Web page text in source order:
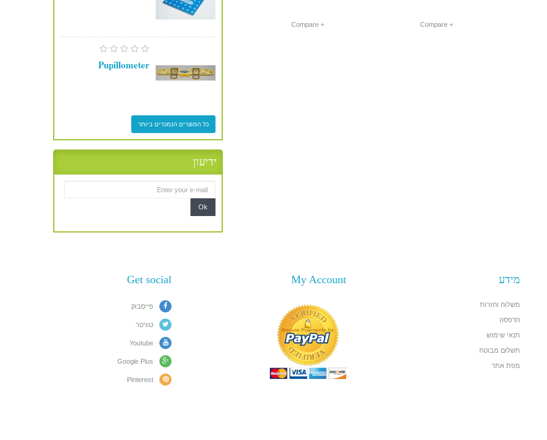
+ Compare
+ Compare
Pupillometer
כל המוצרים הנמכרים ביותר
ידיעון
Ok
מידע
משלוח וחזרות
הדפסה
תנאי שימוש
תשלום מבוטח
מפת אתר
My Account
Get social
פייסבוק
טוויטר
Youtube
Google Plus
Pinterest